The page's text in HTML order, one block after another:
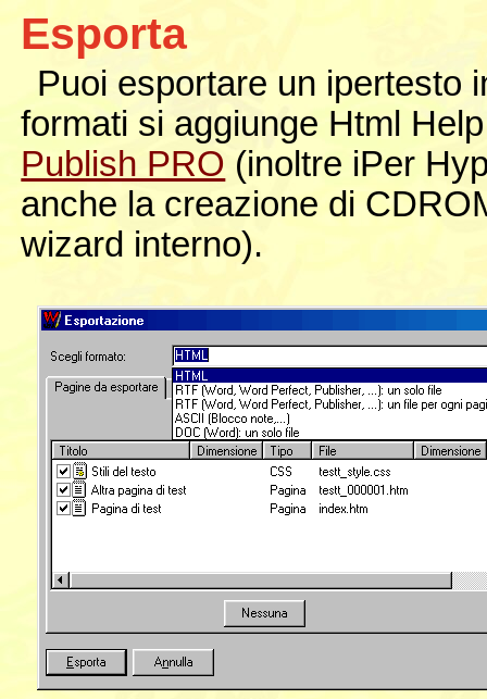
Esporta
Puoi esportare un ipertesto
formati si aggiunge Html
Publish PRO (inoltre iPer
anche la creazione di
wizard interno).